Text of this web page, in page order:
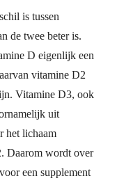
is tussen
de twee beter is.
D eigenlijk een
vitamine D2
Vitamine D3, ook
uit
het lichaam
Daarom wordt over
een supplement